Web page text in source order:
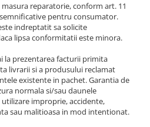
reparatorie, conform art. 11
pentru consumator.
indreptatit sa solicite
lipsa conformitatii este minora.
la prezentarea facturii primita
livrarii si a produsului reclamat
existente in pachet. Garantia de
normala si/sau daunele
improprie, accidente,
sau malitioasa in mod intentionat.